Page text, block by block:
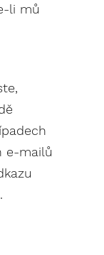
li mů
e-mailů